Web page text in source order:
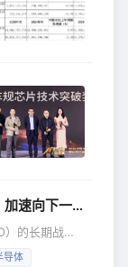
车场衔接等
电动汽车平台演进
的长期战略
车平台转型。
导体